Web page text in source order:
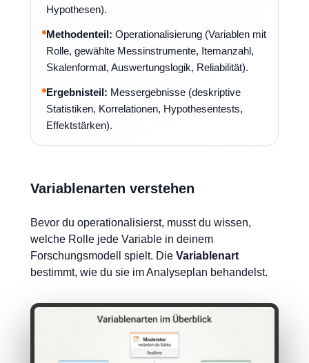
Hypothesen).
Methodenteil: Operationalisierung (Variablen mit
Rolle, gewählte Messinstrumente, Itemanzahl,
Skalenformat, Auswertungslogik, Reliabilität).
Ergebnisteil: Messergebnisse (deskriptive
Statistiken, Korrelationen, Hypothesentests,
Effektstärken).
Variablenarten verstehen
Bevor du operationalisierst, musst du wissen,
welche Rolle jede Variable in deinem
Forschungsmodell spielt. Die Variablenart
bestimmt, wie du sie im Analyseplan behandelst.